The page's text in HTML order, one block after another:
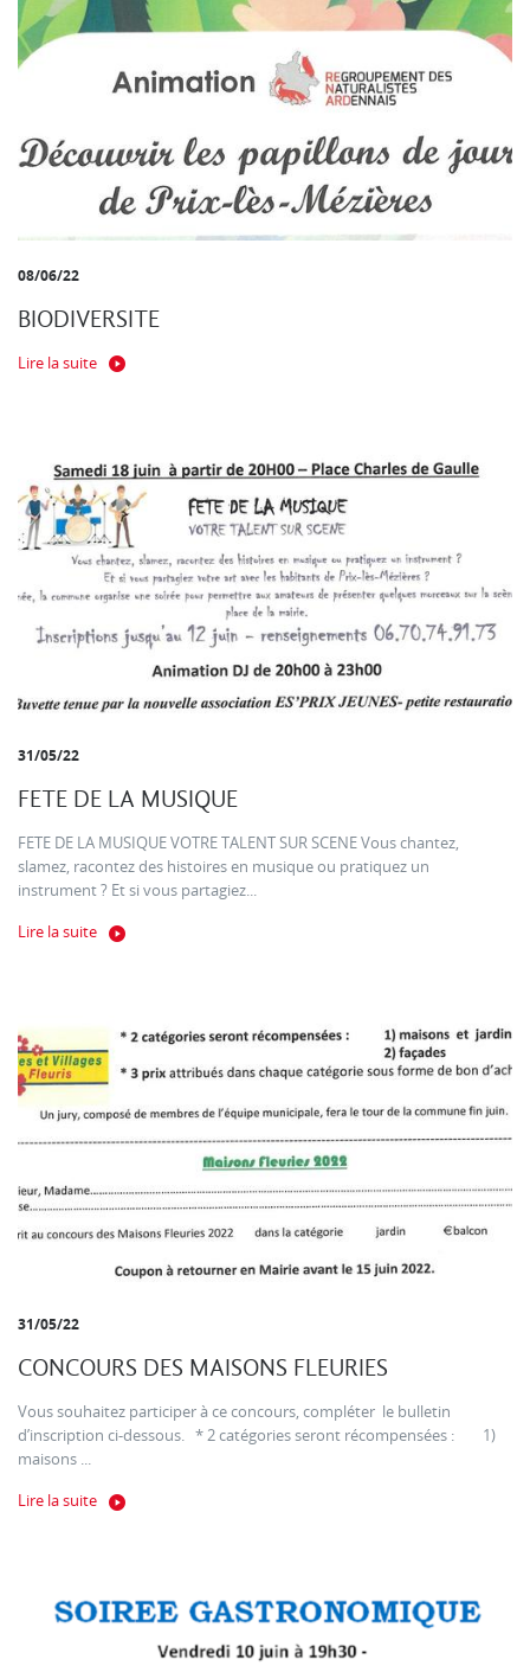
08/06/22
BIODIVERSITE
Lire la suite
31/05/22
FETE DE LA MUSIQUE
FETE DE LA MUSIQUE VOTRE TALENT SUR SCENE Vous chantez,
slamez, racontez des histoires en musique ou pratiquez un
instrument ? Et si vous partagiez...
Lire la suite
31/05/22
CONCOURS DES MAISONS FLEURIES
Vous souhaitez participer à ce concours, compléter le bulletin
d’inscription ci-dessous. * 2 catégories seront récompensées : 1)
maisons ...
Lire la suite